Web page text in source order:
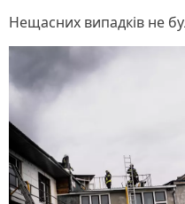
Нещасних випадків не